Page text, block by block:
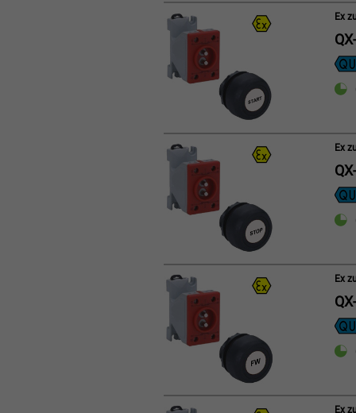
Ex
Ex
Ex
Ex